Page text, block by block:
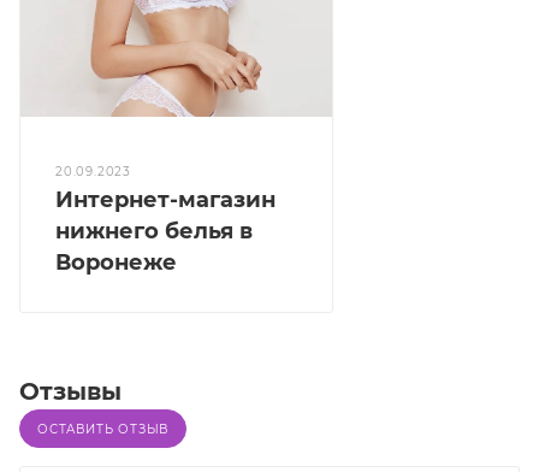
20.09.2023
Интернет-магазин
нижнего белья в
Воронеже
Отзывы
ОСТАВИТЬ ОТЗЫВ